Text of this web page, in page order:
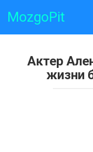
MozgoPit
Актер
жизни